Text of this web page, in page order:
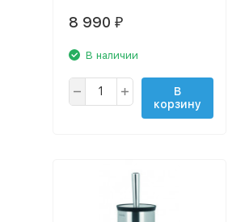
8 990 ₽
В наличии
В
корзину